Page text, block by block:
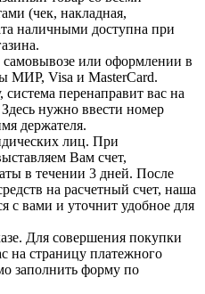
(чек, накладная,
наличными доступна при
или оформлении в
МИР, Visa и MasterCard.
перенаправит вас на
нужно ввести номер
держателя.
лиц. При
Вам счет,
в течении 3 дней. После
на расчетный счет, наша
с вами и уточнит удобное для
Для совершения покупки
на страницу платежного
заполнить форму по